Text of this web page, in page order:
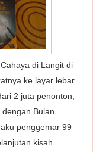
di Langit di
ke layar lebar
2 juta penonton,
Bulan
penggemar 99
kisah